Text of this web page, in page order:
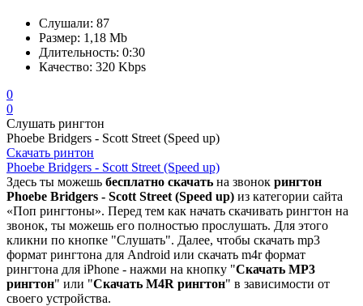
Слушали: 87
Размер: 1,18 Mb
Длительность: 0:30
Качество: 320 Kbps
0
0
Слушать рингтон
Phoebe Bridgers - Scott Street (Speed up)
Скачать ринтон
Phoebe Bridgers - Scott Street (Speed up)
Здесь ты можешь бесплатно скачать на звонок рингтон
Phoebe Bridgers - Scott Street (Speed up) из категории сайта
«Поп рингтоны». Перед тем как начать скачивать рингтон на
звонок, ты можешь его полностью прослушать. Для этого
кликни по кнопке "Слушать". Далее, чтобы скачать mp3
формат рингтона для Android или скачать m4r формат
рингтона для iPhone - нажми на кнопку "Скачать MP3
рингтон" или "Скачать M4R рингтон" в зависимости от
своего устройства.